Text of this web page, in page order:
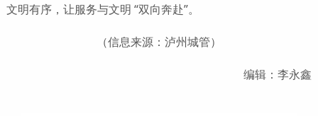
文明有序，让服务与文明 “双向奔赴”。
（信息来源：泸州城管）
编辑：李永鑫